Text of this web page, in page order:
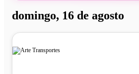
domingo, 16 de agosto